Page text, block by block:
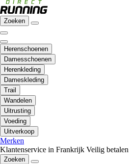
Zoeken
Herenschoenen
Damesschoenen
Herenkleding
Dameskleding
Trail
Wandelen
Uitrusting
Voeding
Uitverkoop
Merken
Klantenservice in Frankrijk Veilig betalen
Zoeken